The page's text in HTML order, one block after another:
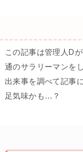
この記事は管理人D
通のサラリーマンを
出来事を調べて記事
足気味かも…？